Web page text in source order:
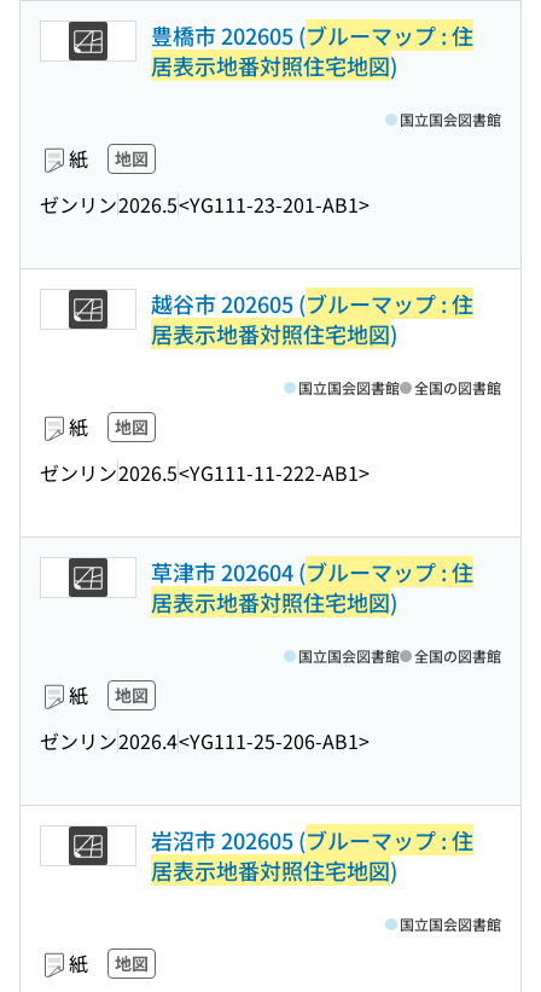
豊橋市 202605 (ブルーマップ : 住
居表示地番対照住宅地図)
紙 地図
ゼンリン2026.5<YG111-23-201-AB1>
国立国会図書館
越谷市 202605 (ブルーマップ : 住
居表示地番対照住宅地図)
紙 地図
ゼンリン2026.5<YG111-11-222-AB1>
国立国会図書館 全国の図書館
草津市 202604 (ブルーマップ : 住
居表示地番対照住宅地図)
紙 地図
ゼンリン2026.4<YG111-25-206-AB1>
国立国会図書館 全国の図書館
岩沼市 202605 (ブルーマップ : 住
居表示地番対照住宅地図)
紙 地図
国立国会図書館